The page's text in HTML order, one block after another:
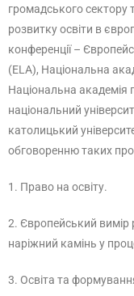
громадського сектору
розвитку освіти в
конференції –
(ELA), Національна
Національна академія
національний
католицький
обговоренню таких
1. Право на освіту.
2. Європейський вимір
наріжний камінь у
3. Освіта та